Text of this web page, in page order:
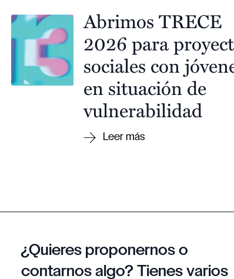
Abrimos TRECE
2026 para
sociales con
en situación de
vulnerabilidad
¿Quieres proponernos o
contarnos algo? Tienes varios